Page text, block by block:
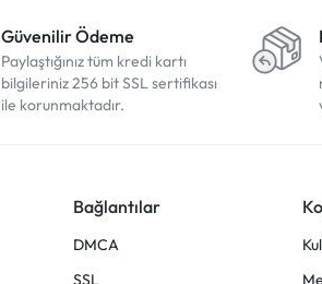
Güvenilir Ödeme
Paylaştığınız tüm kredi kartı
bilgileriniz 256 bit SSL sertifikası
ile korunmaktadır.
Bağlantılar
DMCA
SSL